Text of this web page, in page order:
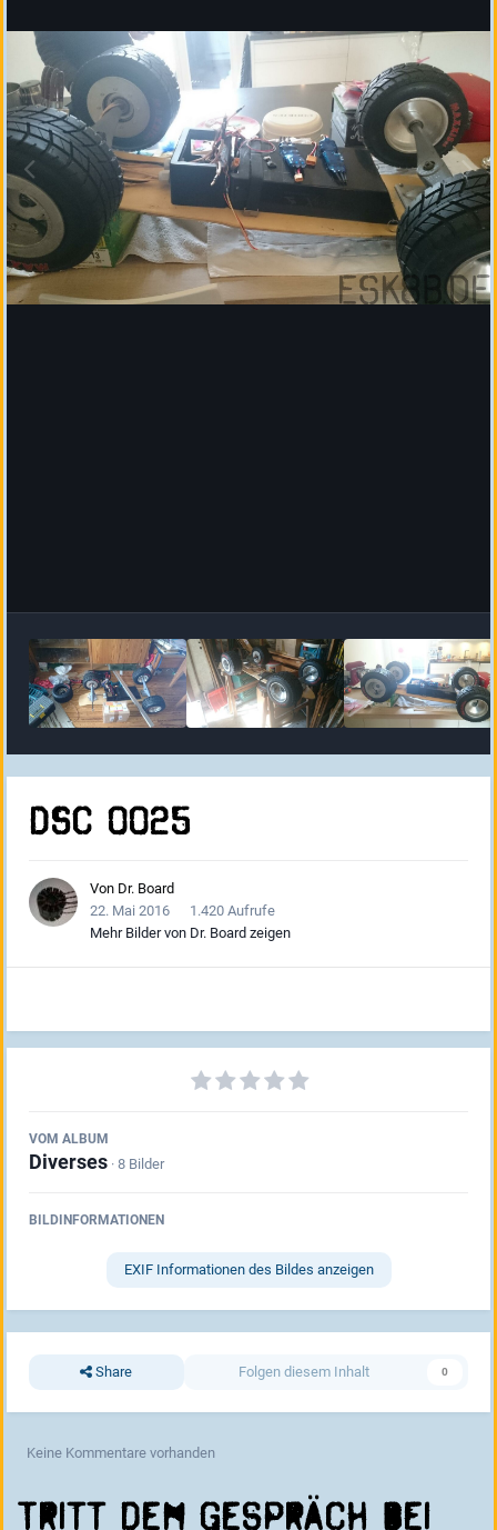
DSC 0025
Von Dr. Board
22. Mai 2016
1.420 Aufrufe
Mehr Bilder von Dr. Board zeigen
VOM ALBUM
Diverses · 8 Bilder
BILDINFORMATIONEN
EXIF Informationen des Bildes anzeigen
Share Folgen diesem Inhalt 0
Keine Kommentare vorhanden
Tritt dem Gespräch bei